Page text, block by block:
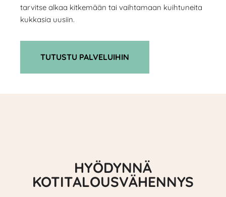
tarvitse alkaa kitkemään tai vaihtamaan kuihtuneita
kukkasia uusiin.
TUTUSTU PALVELUIHIN
HYÖDYNNÄ
KOTITALOUSVÄHENNYS